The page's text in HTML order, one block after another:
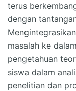
terus
dengan
masalah ke
pengetahuan
siswa dalam
penelitian dan